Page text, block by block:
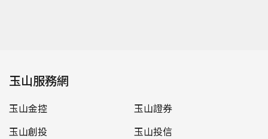
玉山服務網
玉山金控
玉山證券
玉山創投
玉山投信